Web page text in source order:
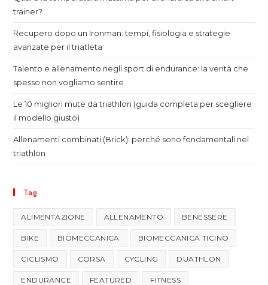
trainer?
Recupero dopo un Ironman: tempi, fisiologia e strategie
avanzate per il triatleta
Talento e allenamento negli sport di endurance: la verità che
spesso non vogliamo sentire
Le 10 migliori mute da triathlon (guida completa per scegliere
il modello giusto)
Allenamenti combinati (Brick): perché sono fondamentali nel
triathlon
Tag
ALIMENTAZIONE ALLENAMENTO BENESSERE
BIKE BIOMECCANICA BIOMECCANICA TICINO
CICLISMO CORSA CYCLING DUATHLON
ENDURANCE FEATURED FITNESS